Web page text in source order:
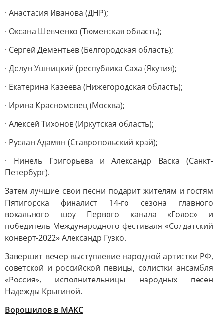
· Анастасия Иванова (ДНР);
· Оксана Шевченко (Тюменская область);
· Сергей Дементьев (Белгородская область);
· Долун Ушницкий (республика Саха (Якутия);
· Екатерина Казеева (Нижегородская область);
· Ирина Красномовец (Москва);
· Алексей Тихонов (Иркутская область);
· Руслан Адамян (Ставропольский край);
· Нинель Григорьева и Александр Васка (Санкт-
Петербург).
Затем лучшие свои песни подарит жителям и гостям
Пятигорска финалист 14-го сезона главного
вокального шоу Первого канала «Голос» и
победитель Международного фестиваля «Солдатский
конверт-2022» Александр Гузко.
Завершит вечер выступление народной артистки РФ,
советской и российской певицы, солистки ансамбля
«Россия», исполнительницы народных песен
Надежды Крыгиной.
Ворошилов в МАКС